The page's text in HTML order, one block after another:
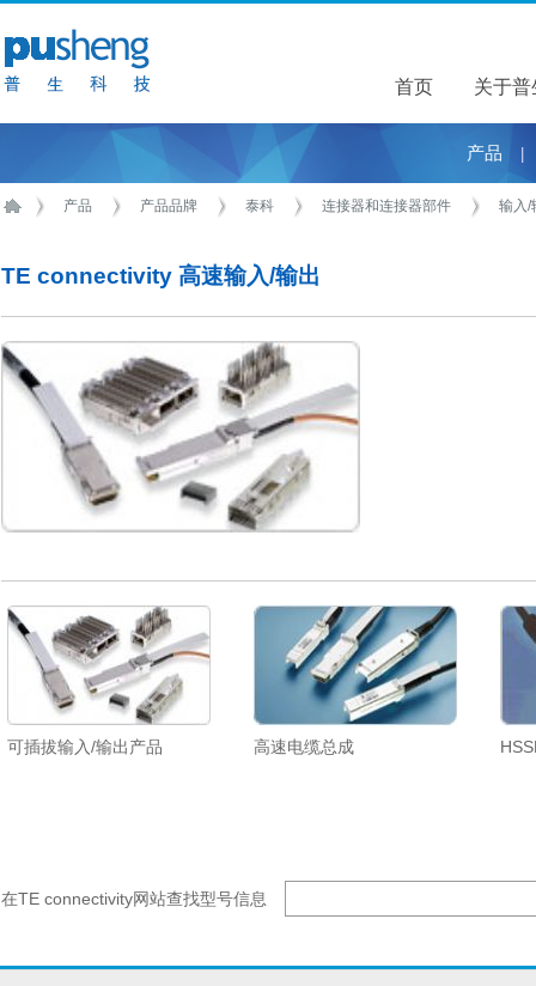
首页 关于普
关于普
产品
产品 产品品牌 泰科 连接器和连接器部件 输入/
TE connectivity 高速输入/输出
可插拔输入/输出产品 高速电缆总成
在TE connectivity网站查找型号信息